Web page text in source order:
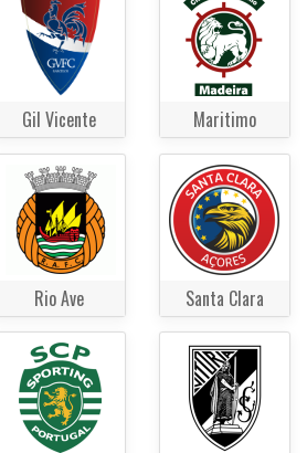
Gil Vicente Maritimo
Rio Ave Santa Clara